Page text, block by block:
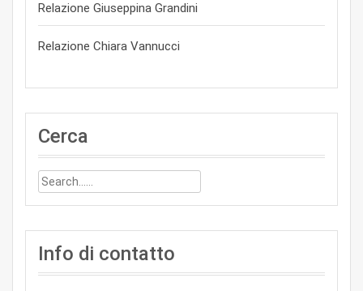
Relazione Giuseppina Grandini
Relazione Chiara Vannucci
Cerca
Info di contatto